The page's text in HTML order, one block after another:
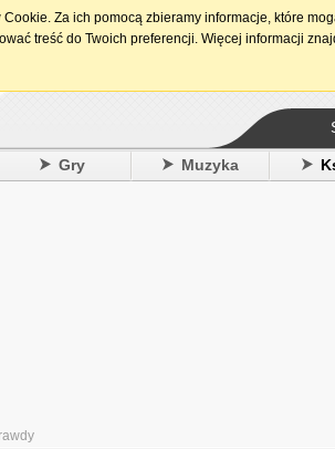
15.
Gry Muzyka
Za ich pomocą zbieramy informacje, które
treść do Twoich preferencji. Więcej informacji